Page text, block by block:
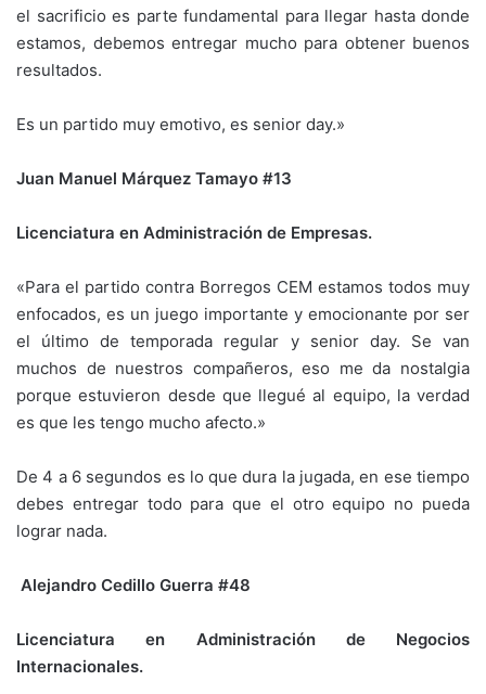
el sacrificio es parte fundamental para llegar hasta donde
estamos, debemos entregar mucho para obtener buenos
resultados.
Es un partido muy emotivo, es senior day.»
Juan Manuel Márquez Tamayo #13
Licenciatura en Administración de Empresas.
«Para el partido contra Borregos CEM estamos todos muy
enfocados, es un juego importante y emocionante por ser
el último de temporada regular y senior day. Se van
muchos de nuestros compañeros, eso me da nostalgia
porque estuvieron desde que llegué al equipo, la verdad
es que les tengo mucho afecto.»
De 4 a 6 segundos es lo que dura la jugada, en ese tiempo
debes entregar todo para que el otro equipo no pueda
lograr nada.
Alejandro Cedillo Guerra #48
Licenciatura en Administración de Negocios
Internacionales.